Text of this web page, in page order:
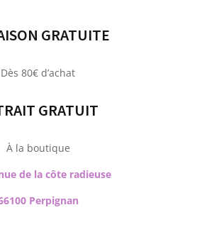
GRATUITE
Dès 80€ d’achat
GRATUIT
À la boutique
de la côte radieuse
Perpignan